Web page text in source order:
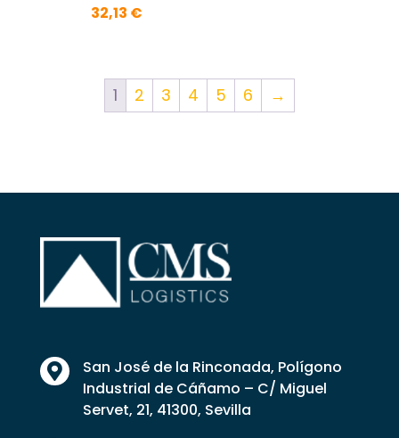
32,13 €
1 2 3 4 5 6 →

San José de la Rinconada, Polígono
Industrial de Cáñamo – C/ Miguel
Servet, 21, 41300, Sevilla